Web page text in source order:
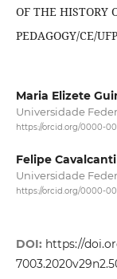
OF THE HISTORY
PEDAGOGY/CE/
Maria Elizete
Universidade
https://orcid.org/0000-
Felipe
Universidade
https://orcid.org/0000-
DOI: https://